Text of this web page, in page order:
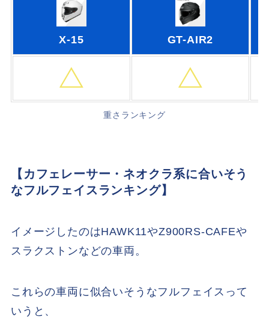
X-15 GT-AIR2
重さランキング
【カフェレーサー・ネオクラ系に合いそう
なフルフェイスランキング】
イメージしたのはHAWK11やZ900RS-CAFEや
スラクストンなどの車両。
これらの車両に似合いそうなフルフェイスって
いうと、